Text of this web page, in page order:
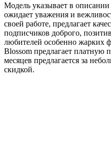
Модель указывает в описании
ожидает уважения и
своей работе, предлагает
подписчиков доброго,
любителей особенно жарких
Blossom предлагает платную
месяцев предлагается за
скидкой.